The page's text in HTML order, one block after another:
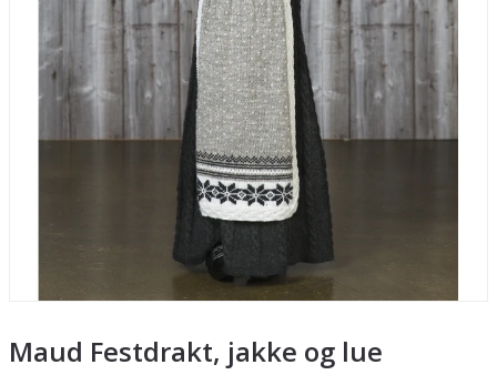
Maud Festdrakt, jakke og lue